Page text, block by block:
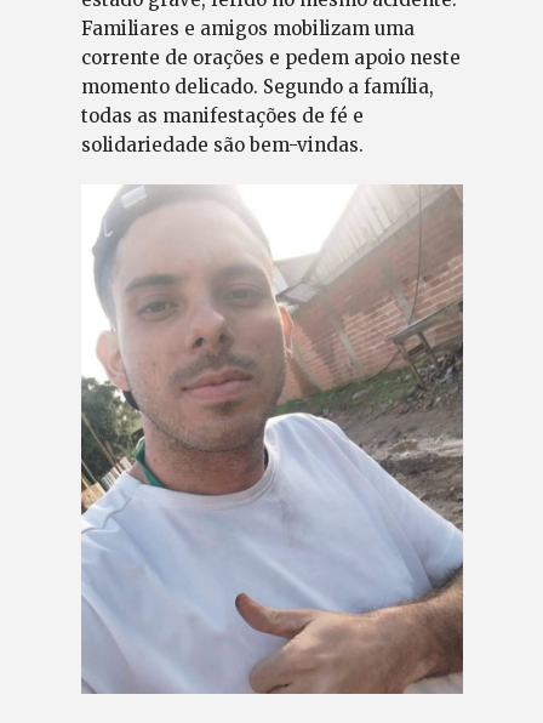
Familiares e amigos mobilizam uma
corrente de orações e pedem apoio neste
momento delicado. Segundo a família,
todas as manifestações de fé e
solidariedade são bem-vindas.